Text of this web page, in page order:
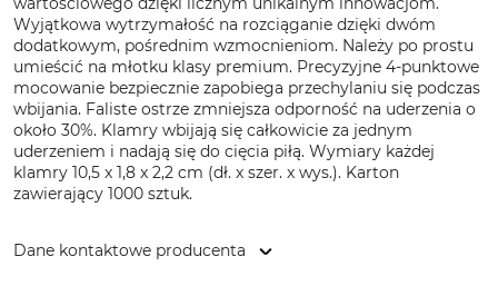
Wyjątkowa wytrzymałość na rozciąganie dzięki dwóm
dodatkowym, pośrednim wzmocnieniom. Należy po prostu
umieścić na młotku klasy premium. Precyzyjne 4-punktowe
mocowanie bezpiecznie zapobiega przechylaniu się podczas
wbijania. Faliste ostrze zmniejsza odporność na uderzenia o
około 30%. Klamry wbijają się całkowicie za jednym
uderzeniem i nadają się do cięcia piłą. Wymiary każdej
klamry 10,5 x 1,8 x 2,2 cm (dł. x szer. x wys.). Karton
zawierający 1000 sztuk.
Dane kontaktowe producenta